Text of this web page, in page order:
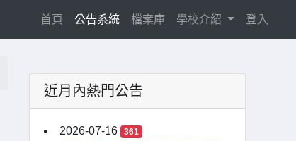
首頁 (current)
公告系統 檔案庫 學校介紹 登入
近月內熱門公告
2026-07-16 361